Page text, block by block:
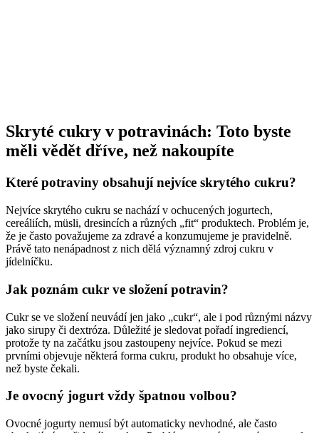
Skryté cukry v potravinách: Toto byste
měli vědět dříve, než nakoupíte
Které potraviny obsahují nejvíce skrytého cukru?
Nejvíce skrytého cukru se nachází v ochucených jogurtech,
cereáliích, müsli, dresincích a různých „fit“ produktech. Problém je,
že je často považujeme za zdravé a konzumujeme je pravidelně.
Právě tato nenápadnost z nich dělá významný zdroj cukru v
jídelníčku.
Jak poznám cukr ve složení potravin?
Cukr se ve složení neuvádí jen jako „cukr“, ale i pod různými názvy
jako sirupy či dextróza. Důležité je sledovat pořadí ingrediencí,
protože ty na začátku jsou zastoupeny nejvíce. Pokud se mezi
prvními objevuje některá forma cukru, produkt ho obsahuje více,
než byste čekali.
Je ovocný jogurt vždy špatnou volbou?
Ovocné jogurty nemusí být automaticky nevhodné, ale často